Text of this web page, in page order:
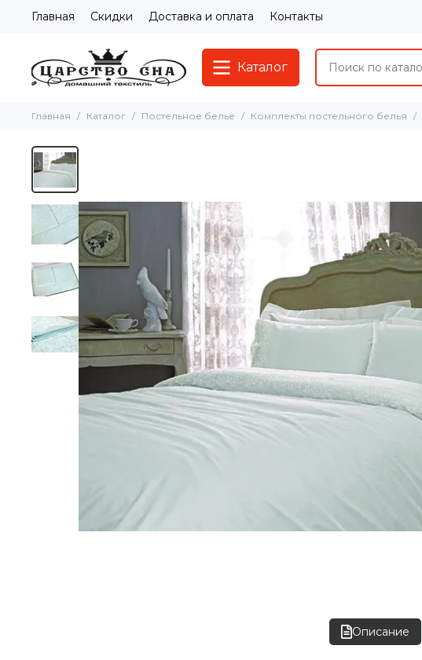
Главная Скидки Доставка и оплата Контакты
Каталог
Главная Каталог Постельное белье Комплекты постельного белья
Описание